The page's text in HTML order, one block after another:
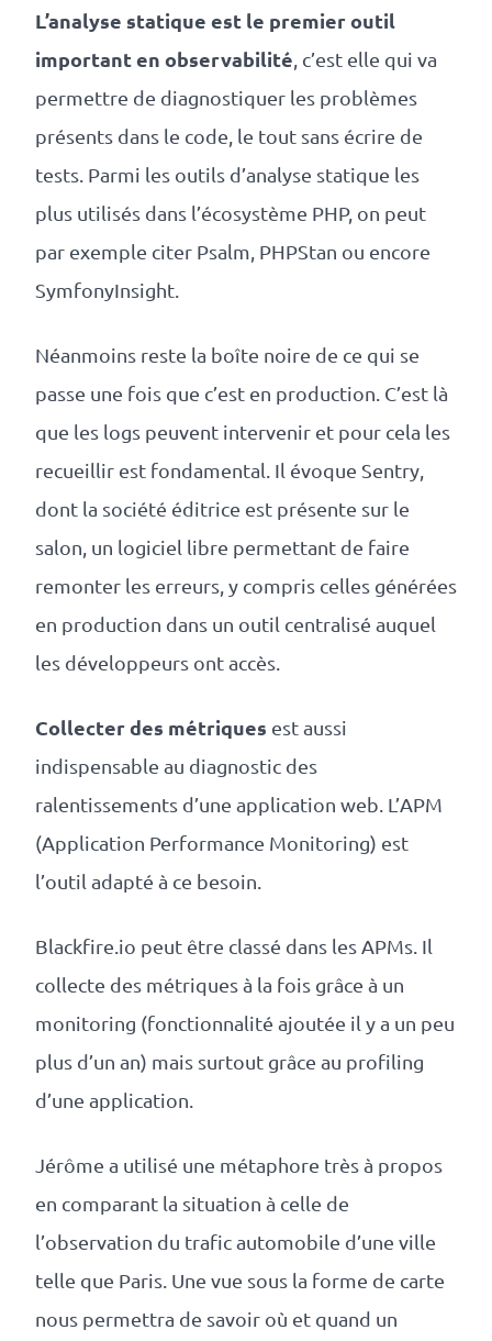
L’analyse statique est le premier outil
important en observabilité , c’est elle qui va
permettre de diagnostiquer les problèmes
présents dans le code, le tout sans écrire de
tests. Parmi les outils d’analyse statique les
plus utilisés dans l’écosystème PHP, on peut
par exemple citer Psalm, PHPStan ou encore
SymfonyInsight.
Néanmoins reste la boîte noire de ce qui se
passe une fois que c’est en production. C’est là
que les logs peuvent intervenir et pour cela les
recueillir est fondamental. Il évoque Sentry,
dont la société éditrice est présente sur le
salon, un logiciel libre permettant de faire
remonter les erreurs, y compris celles générées
en production dans un outil centralisé auquel
les développeurs ont accès.
Collecter des métriques est aussi
indispensable au diagnostic des
ralentissements d’une application web. L’APM
(Application Performance Monitoring) est
l’outil adapté à ce besoin.
Blackfire.io peut être classé dans les APMs. Il
collecte des métriques à la fois grâce à un
monitoring (fonctionnalité ajoutée il y a un peu
plus d’un an) mais surtout grâce au profiling
d’une application.
Jérôme a utilisé une métaphore très à propos
en comparant la situation à celle de
l’observation du trafic automobile d’une ville
telle que Paris. Une vue sous la forme de carte
nous permettra de savoir où et quand un